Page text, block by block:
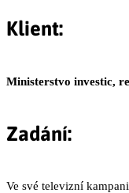
Klient:
Ministerstvo investic,
Zadání:
Ve své televizní